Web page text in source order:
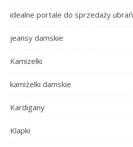
idealne portale do sprzedaży ubrań
jeansy damskie
Kamizelki
kamizelki damskie
Kardigany
Klapki